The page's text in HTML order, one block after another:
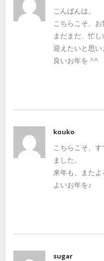
こんばんは。
こちらこそ、
まだまだ、忙
迎えたいと思い
良いお年を ^^
kouko
こちらこそ、
ました。
来年も、またよ
よいお年を♪
sugar